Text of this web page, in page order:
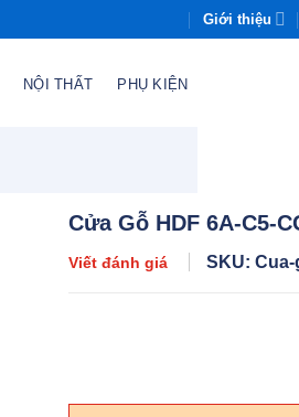
Giới thiệu
NỘI THẤT PHỤ KIỆN
Cửa Gỗ HDF 6A-C5-
Viết đánh giá SKU: Cua-